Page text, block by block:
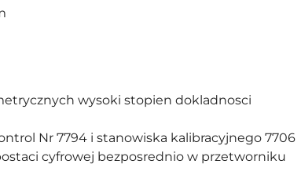
wysoki stopien dokladnosci
Nr 7794 i stanowiska kalibracyjnego 7706
cyfrowej bezposrednio w przetworniku